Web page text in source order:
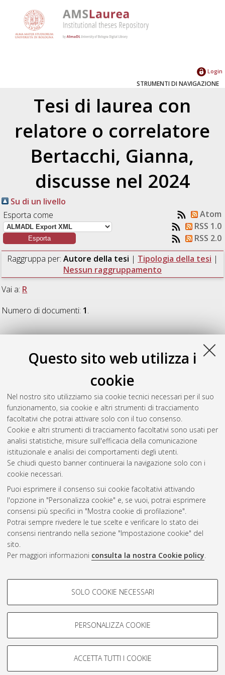
Questo sito web utilizza i
cookie
Nel nostro sito utilizziamo sia cookie tecnici necessari per il suo
funzionamento, sia cookie e altri strumenti di tracciamento
facoltativi che potrai attivare solo con il tuo consenso.
Cookie e altri strumenti di tracciamento facoltativi sono usati per
analisi statistiche, misure sull'efficacia della comunicazione
istituzionale e analisi dei comportamenti degli utenti.
Se chiudi questo banner continuerai la navigazione solo con i
cookie necessari.
Puoi esprimere il consenso sui cookie facoltativi attivando
l'opzione in "Personalizza cookie" e, se vuoi, potrai esprimere
consensi più specifici in "Mostra cookie di profilazione".
Potrai sempre rivedere le tue scelte e verificare lo stato dei
consensi rientrando nella sezione "Impostazione cookie" del
sito.
Per maggiori informazioni consulta la nostra Cookie policy.
COOKIE DI PROFILAZIONE -
Si tratta di cookie utilizzati per analizzare le caratteristiche della
navigazione degli utenti, creare profili in base al loro comportamento
Mostra cookie di profilazione
COOKIE TECNICI - NECESSARI
SOLO COOKIE NECESSARI
PERSONALIZZA COOKIE
ACCETTA TUTTI I COOKIE
Login
STRUMENTI DI NAVIGAZIONE
Tesi di laurea con
relatore o correlatore
Bertacchi, Gianna,
discusse nel 2024
Su di un livello
Esporta come
Atom
RSS 1.0
RSS 2.0
Raggruppa per: Autore della tesi | Tipologia della tesi |
Nessun raggruppamento
Vai a: R
Numero di documenti: 1.
R
Rossi, Giacomo
come rilievo del costruito. Applicazioni per l'edificio
Università di Bologna, Corso di Studio inIngegneria dei
processi e dei sistemi edilizi [LM-DM270] , Documento full-text
non disponibile
Questa lista e' stata generata ilSun Aug 9 13:22:29 2026
CEST
Atom
Rss 1.0
Rss 2.0
AMS Laurea
Impostazioni Cookie
Informativa sulla privacy
Condizioni d’uso del sito